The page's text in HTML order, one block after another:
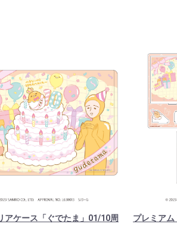
アケース「ぐでたま」01/10周
プレミアム